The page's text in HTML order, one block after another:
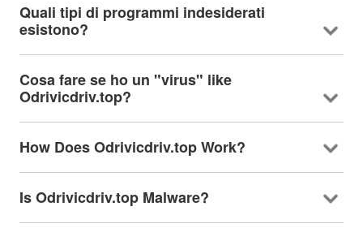
Quali tipi di programmi indesiderati
esistono?
Cosa fare se ho un "virus" like
Odrivicdriv.top?
How Does Odrivicdriv.top Work?
Is Odrivicdriv.top Malware?